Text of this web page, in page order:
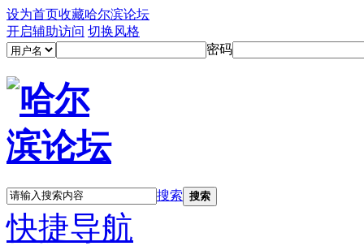
设为首页收藏哈尔滨论坛
开启辅助访问 切换风格
密码
搜索 搜索
快捷导航